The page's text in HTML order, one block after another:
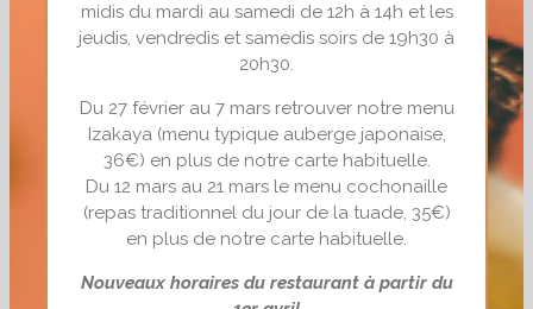
midis du mardi au samedi de 12h à 14h et les
jeudis, vendredis et samedis soirs de 19h30 à
20h30.
Du 27 février au 7 mars retrouver notre menu
Izakaya (menu typique auberge japonaise,
36€) en plus de notre carte habituelle.
Du 12 mars au 21 mars le menu cochonaille
(repas traditionnel du jour de la tuade, 35€)
en plus de notre carte habituelle.
Nouveaux horaires du restaurant à partir du